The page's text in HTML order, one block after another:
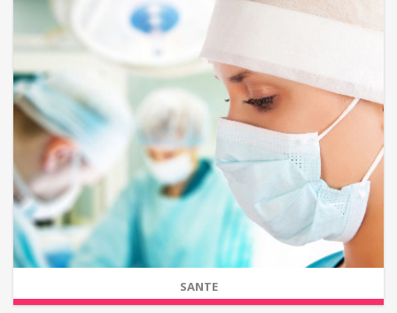
SANTE